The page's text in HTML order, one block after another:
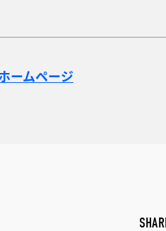
ームページ